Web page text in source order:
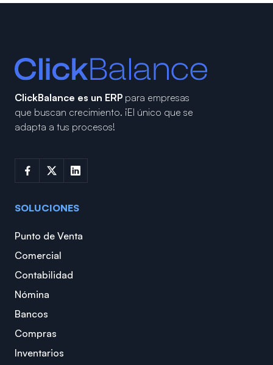
ClickBalance es un ERP para empresas
que buscan crecimiento. ¡El único que se
adapta a tus procesos!
SOLUCIONES
Punto de Venta
Comercial
Contabilidad
Nómina
Bancos
Compras
Inventarios